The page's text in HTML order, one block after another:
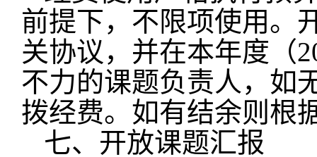
前提下，不限项使用。
关协议，并在本年度（
不力的课题负责人，如
拨经费。如有结余则根
七、开放课题汇报